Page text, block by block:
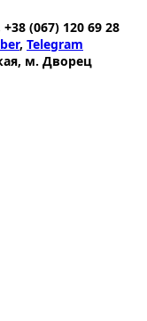
(067) 120 69 28
, Telegram
м. Дворец